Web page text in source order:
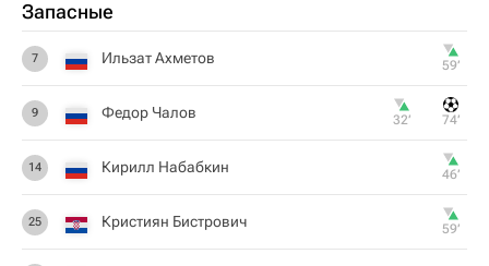
Запасные
7 Ильзат Ахметов 59‎’‎
9 Федор Чалов 32‎’‎ 74‎’‎
14 Кирилл Набабкин 46‎’‎
25 Кристиян Бистрович 59‎’‎